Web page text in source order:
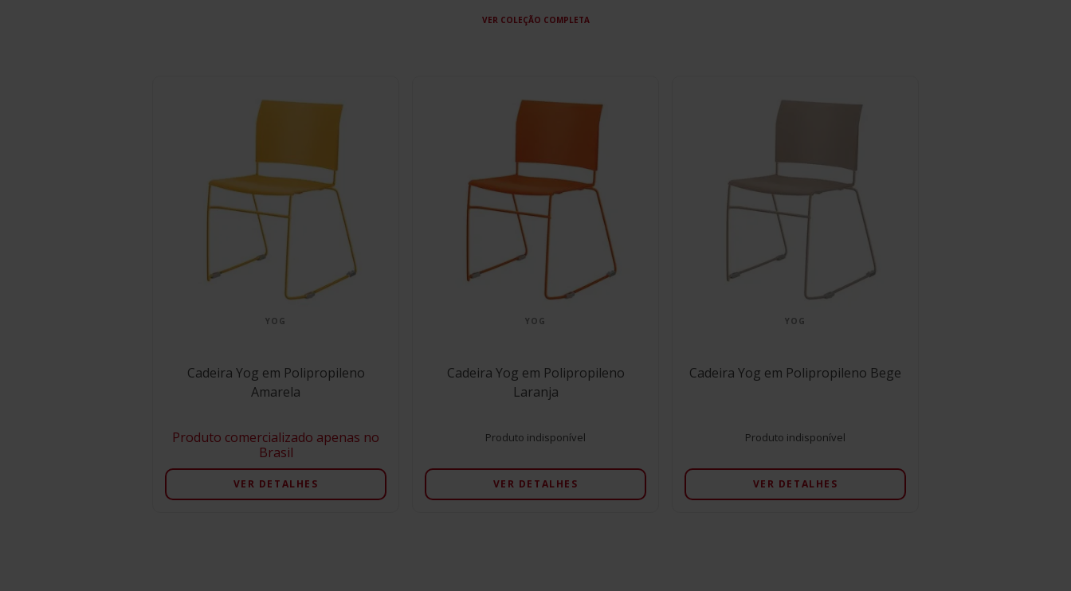
VER COLEÇÃO COMPLETA
YOG
Cadeira Yog em Polipropileno
Amarela
Produto comercializado apenas no
Brasil
VER DETALHES
YOG
Cadeira Yog em Polipropileno
Laranja
Produto indisponível
VER DETALHES
YOG
Cadeira Yog em Polipropileno Bege
Produto indisponível
VER DETALHES